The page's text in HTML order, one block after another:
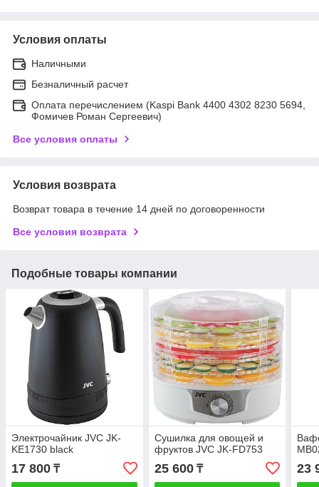
Условия оплаты
Наличными
Безналичный расчет
Оплата перечислением (Kaspi Bank 4400 4302 8230 5694,
Фомичев Роман Сергеевич)
Все условия оплаты
Условия возврата
Возврат товара в течение 14 дней по договоренности
Все условия возврата
Подобные товары компании
Электрочайник JVC JK-
KE1730 black
17 800 ₸
Сушилка для овощей и
фруктов JVC JK-FD753
25 600₸ 23